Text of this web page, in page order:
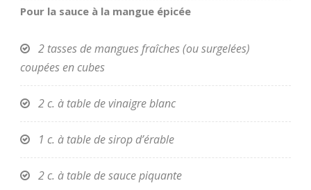
Pour la sauce à la mangue épicée
2 tasses de mangues fraîches (ou surgelées)
coupées en cubes
2 c. à table de vinaigre blanc
1 c. à table de sirop d’érable
2 c. à table de sauce piquante